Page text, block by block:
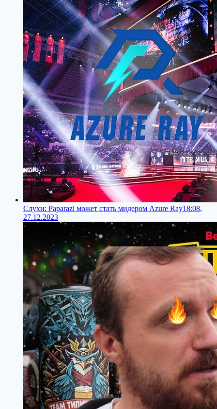
Слухи: Paparazi может стать мидером Azure Ray18:08,
27.12.2023